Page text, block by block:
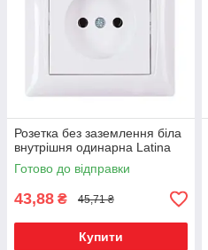
Розетка без заземлення біла
внутрішня одинарна Latina
Готово до відправки
43,88 ₴ 45,71 ₴
Купити